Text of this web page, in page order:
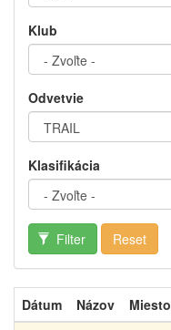
Klub
Odvetvie
Klasifikácia
Filter Reset
Dátum Názov Miesto